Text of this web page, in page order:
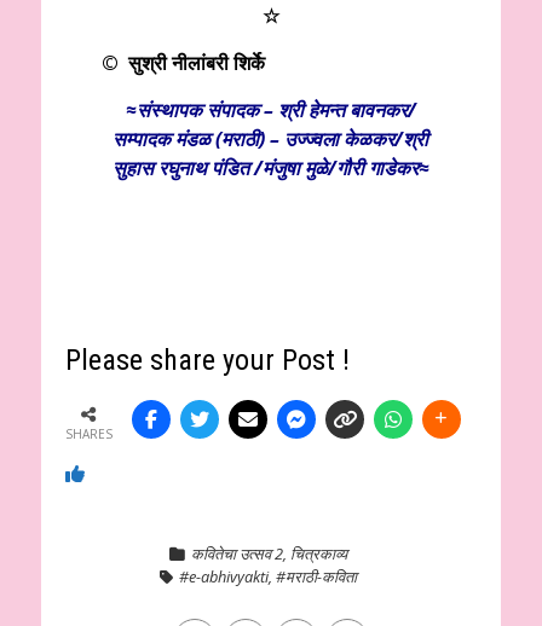
☆
© सुश्री नीलांबरी शिर्के
≈संस्थापक संपादक – श्री हेमन्त बावनकर/
सम्पादक मंडळ (मराठी) – उज्ज्वला केळकर/श्री
सुहास रघुनाथ पंडित /मंजुषा मुळे/गौरी गाडेकर≈
Please share your Post !
SHARES
कवितेचा उत्सव 2, चित्रकाव्य
#e-abhivyakti,#मराठी-कविता